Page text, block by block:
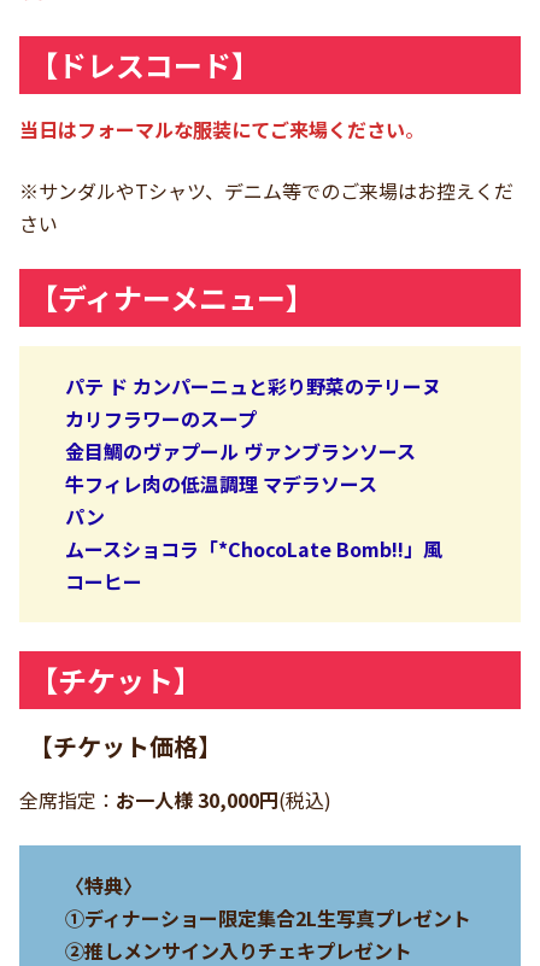
【ドレスコード】
当日はフォーマルな服装にてご来場ください。
※サンダルやTシャツ、デニム等でのご来場はお控えくだ
さい
【ディナーメニュー】
パテ ド カンパーニュと彩り野菜のテリーヌ
カリフラワーのスープ
金目鯛のヴァプール ヴァンブランソース
牛フィレ肉の低温調理 マデラソース
パン
ムースショコラ「*ChocoLate Bomb!!」風
コーヒー
【チケット】
【チケット価格】
全席指定： お一人様 30,000円(税込)
〈特典〉
①ディナーショー限定集合2L生写真プレゼント
②推しメンサイン入りチェキプレゼント